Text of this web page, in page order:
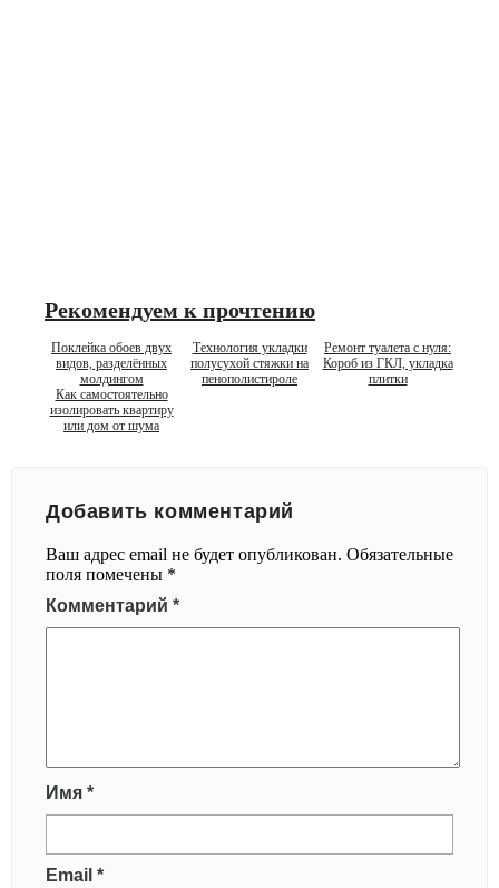
Рекомендуем к прочтению
Поклейка обоев двух
видов, разделённых
молдингом
Технология укладки
полусухой стяжки на
пенополистироле
Ремонт туалета с нуля:
Короб из ГКЛ, укладка
плитки
Как самостоятельно
изолировать квартиру
или дом от шума
Добавить комментарий
Ваш адрес email не будет опубликован. Обязательные
поля помечены *
Комментарий *
Имя *
Email *